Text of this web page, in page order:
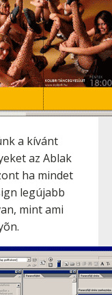
a kívánt
az Ablak
ha mindet
legújabb
mint ami